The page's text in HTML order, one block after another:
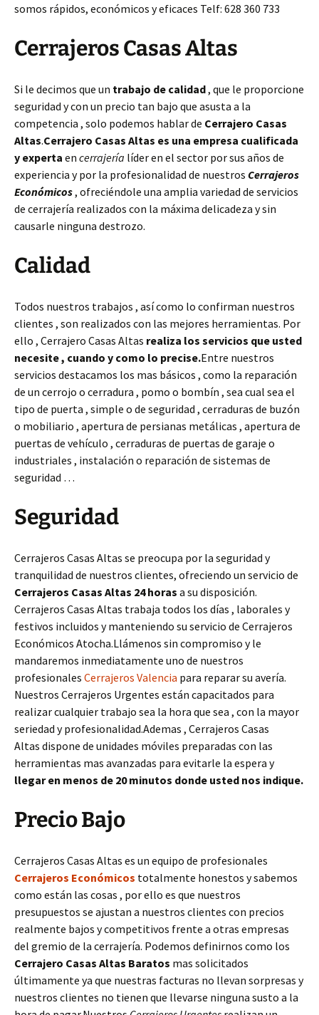
somos rápidos, económicos y eficaces Telf: 628 360 733
Cerrajeros Casas Altas
Si le decimos que un trabajo de calidad, que le proporcione
seguridad y con un precio tan bajo que asusta a la
competencia , solo podemos hablar de Cerrajero Casas
Altas.Cerrajero Casas Altas es una empresa cualificada
y experta en cerrajería líder en el sector por sus años de
experiencia y por la profesionalidad de nuestros Cerrajeros
Económicos, ofreciéndole una amplia variedad de servicios
de cerrajería realizados con la máxima delicadeza y sin
causarle ninguna destrozo.
Calidad
Todos nuestros trabajos , así como lo confirman nuestros
clientes , son realizados con las mejores herramientas. Por
ello , Cerrajero Casas Altas realiza los servicios que usted
necesite , cuando y como lo precise.Entre nuestros
servicios destacamos los mas básicos , como la reparación
de un cerrojo o cerradura , pomo o bombín , sea cual sea el
tipo de puerta , simple o de seguridad , cerraduras de buzón
o mobiliario , apertura de persianas metálicas , apertura de
puertas de vehículo , cerraduras de puertas de garaje o
industriales , instalación o reparación de sistemas de
seguridad …
Seguridad
Cerrajeros Casas Altas se preocupa por la seguridad y
tranquilidad de nuestros clientes, ofreciendo un servicio de
Cerrajeros Casas Altas 24 horas a su disposición.
Cerrajeros Casas Altas trabaja todos los días , laborales y
festivos incluidos y manteniendo su servicio de Cerrajeros
Económicos Atocha.Llámenos sin compromiso y le
mandaremos inmediatamente uno de nuestros
profesionales Cerrajeros Valencia para reparar su avería.
Nuestros Cerrajeros Urgentes están capacitados para
realizar cualquier trabajo sea la hora que sea , con la mayor
seriedad y profesionalidad.Ademas , Cerrajeros Casas
Altas dispone de unidades móviles preparadas con las
herramientas mas avanzadas para evitarle la espera y
llegar en menos de 20 minutos donde usted nos indique.
Precio Bajo
Cerrajeros Casas Altas es un equipo de profesionales
Cerrajeros Económicos totalmente honestos y sabemos
como están las cosas , por ello es que nuestros
presupuestos se ajustan a nuestros clientes con precios
realmente bajos y competitivos frente a otras empresas
del gremio de la cerrajería. Podemos definirnos como los
Cerrajero Casas Altas Baratos mas solicitados
últimamente ya que nuestras facturas no llevan sorpresas y
nuestros clientes no tienen que llevarse ninguna susto a la